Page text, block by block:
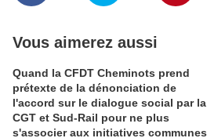
Vous aimerez aussi
Quand la CFDT Cheminots prend
prétexte de la dénonciation de
l'accord sur le dialogue social par la
CGT et Sud-Rail pour ne plus
s'associer aux initiatives communes